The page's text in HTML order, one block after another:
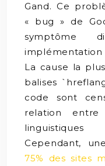
Gand. Ce
« bug » de
symptôme
La cause la
balises
code sont
relation entre
Cependant,
75% des sites